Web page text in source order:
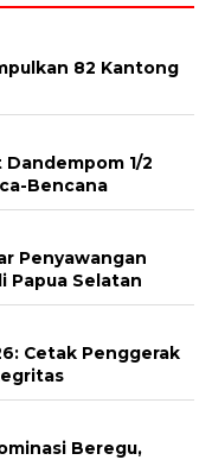
82 Kantong
1/2
Bencana
Penyawangan
Papua Selatan
Cetak Penggerak
Beregu,